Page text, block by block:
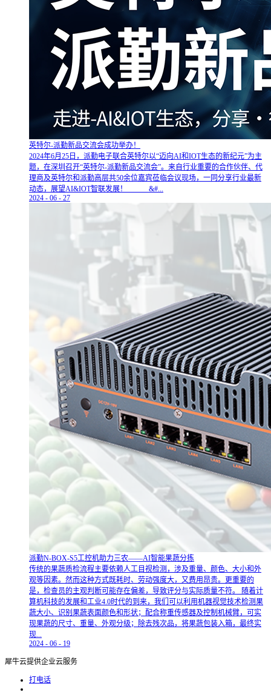
英特尔-派勤新品交流会成功举办！
2024年6月25日，派勤电子联合英特尔以“迈向AI和IOT生态的新纪元”为主
题，在深圳召开“英特尔-派勤新品交流会”。来自行业重要的合作伙伴、代
理商及英特尔和派勤高层共50余位嘉宾莅临会议现场，一同分享行业最新
动态，展望AI&IOT智联发展！ &#...
2024 - 06 - 27
派勤N-BOX-S5工控机助力三农——AI智能果蔬分拣
传统的果蔬质检流程主要依赖人工目视检测，涉及重量、颜色、大小和外
观等因素。然而这种方式既耗时、劳动强度大，又费用昂贵。更重要的
是，检查员的主观判断可能存在偏差，导致评分与实际质量不符。 随着计
算机科技的发展和工业4.0时代的到来，我们可以利用机器视觉技术检测果
蔬大小、识别果蔬表面颜色和形状；配合称重传感器及控制机械臂，可实
现果蔬的尺寸、重量、外观分级；除去残次品，将果蔬包装入箱，最终实
现...
2024 - 06 - 19
犀牛云提供企业云服务
打电话